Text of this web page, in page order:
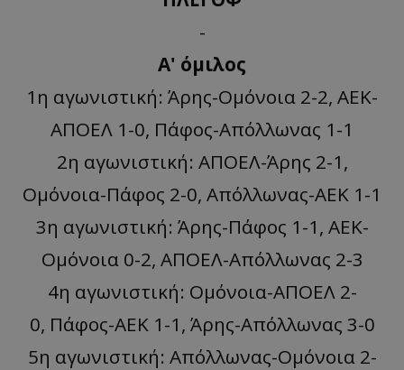
-
Α' όμιλος
1η αγωνιστική: Άρης-Ομόνοια 2-2, ΑΕΚ-
ΑΠΟΕΛ 1-0, Πάφος-Απόλλωνας 1-1
2η αγωνιστική: ΑΠΟΕΛ-Άρης 2-1,
Ομόνοια-Πάφος 2-0, Απόλλωνας-ΑΕΚ 1-1
3η αγωνιστική: Άρης-Πάφος 1-1, ΑΕΚ-
Ομόνοια 0-2, ΑΠΟΕΛ-Απόλλωνας 2-3
4η αγωνιστική: Ομόνοια-ΑΠΟΕΛ 2-
0, Πάφος-ΑΕΚ 1-1, Άρης-Απόλλωνας 3-0
5η αγωνιστική: Απόλλωνας-Ομόνοια 2-